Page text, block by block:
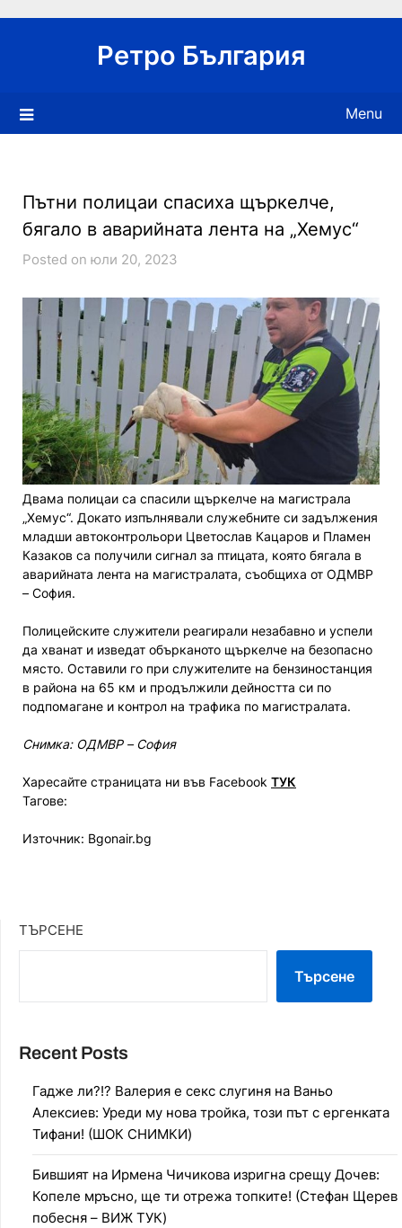
Ретро България
Menu
Пътни полицаи спасиха щъркелче,
бягало в аварийната лента на „Хемус“
Posted on юли 20, 2023
Двама полицаи са спасили щъркелче на магистрала
„Хемус“. Докато изпълнявали служебните си задължения
младши автоконтрольори Цветослав Кацаров и Пламен
Казаков са получили сигнал за птицата, която бягала в
аварийната лента на магистралата, съобщиха от ОДМВР
– София.
Полицейските служители реагирали незабавно и успели
да хванат и изведат обърканото щъркелче на безопасно
място. Оставили го при служителите на бензиностанция
в района на 65 км и продължили дейността си по
подпомагане и контрол на трафика по магистралата.
Снимка: ОДМВР – София
Харесайте страницата ни във Facebook ТУК
Тагове:
Източник: Bgonair.bg
ТЪРСЕНЕ
Търсене
Recent Posts
Гадже ли?!? Валерия е секс слугиня на Ваньо
Алексиев: Уреди му нова тройка, този път с ергенката
Тифани! (ШОК СНИМКИ)
Бившият на Ирмена Чичикова изригна срещу Дочев:
Копеле мръсно, ще ти отрежа топките! (Стефан Щерев
побесня – ВИЖ ТУК)